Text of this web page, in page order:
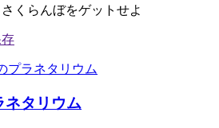
くらんぼをゲットせよ
ネタリウム